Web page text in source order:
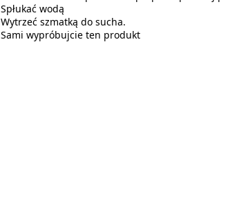
Spłukać wodą
Wytrzeć szmatką do sucha.
Sami wypróbujcie ten produkt